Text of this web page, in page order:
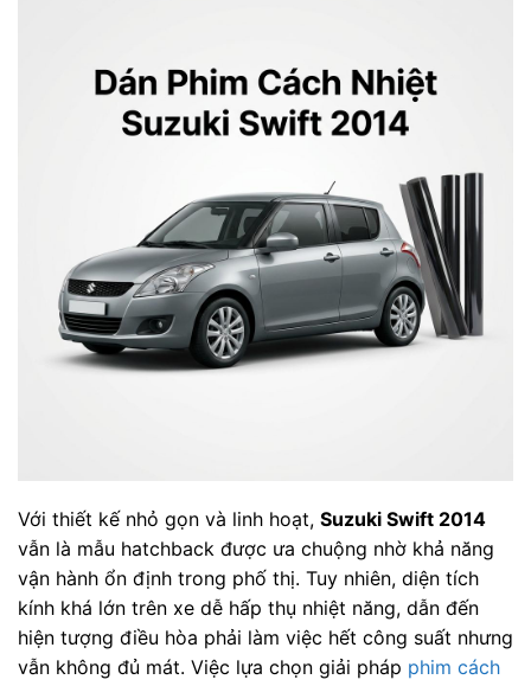
Với thiết kế nhỏ gọn và linh hoạt, Suzuki Swift 2014
vẫn là mẫu hatchback được ưa chuộng nhờ khả năng
vận hành ổn định trong phố thị. Tuy nhiên, diện tích
kính khá lớn trên xe dễ hấp thụ nhiệt năng, dẫn đến
hiện tượng điều hòa phải làm việc hết công suất nhưng
vẫn không đủ mát. Việc lựa chọn giải pháp phim cách